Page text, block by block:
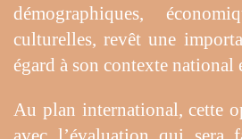
démographiques,
culturelles, revêt une
égard à son contexte
Au plan international, cette